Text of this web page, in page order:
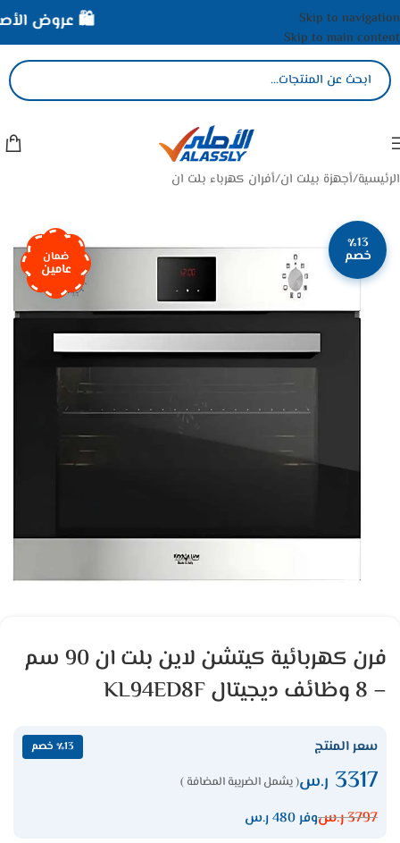
Skip to navigation
Skip to main content
الرئيسية/أجهزة بيلت ان/أفران كهرباء بلت ان
٪13
خصم ضمان
عامين
فرن كهربائية كيتشن لاين بلت ان 90 سم
– 8 وظائف ديجيتال KL94ED8F
سعر المنتج ٪13 خصم
3317 ر.س( يشمل الضريبة المضافة )
3797ر.سوفر 480 ر.س
🛍️ عروض